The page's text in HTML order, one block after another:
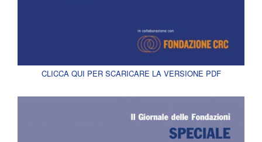
CLICCA QUI PER SCARICARE LA VERSIONE PDF